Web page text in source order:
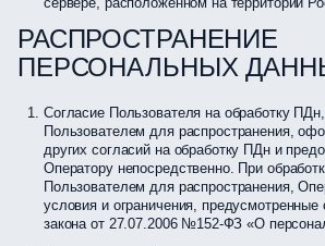
РАСПРОСТРАНЕНИЕ
ПЕРСОНАЛЬНЫХ
Согласие Пользователя на обработку
Пользователем для распространения,
других согласий на обработку ПДн и
Оператору непосредственно. При
Пользователем для распространения,
условия и ограничения, предусмотренные
закона от 27.07.2006 №152-ФЗ «О